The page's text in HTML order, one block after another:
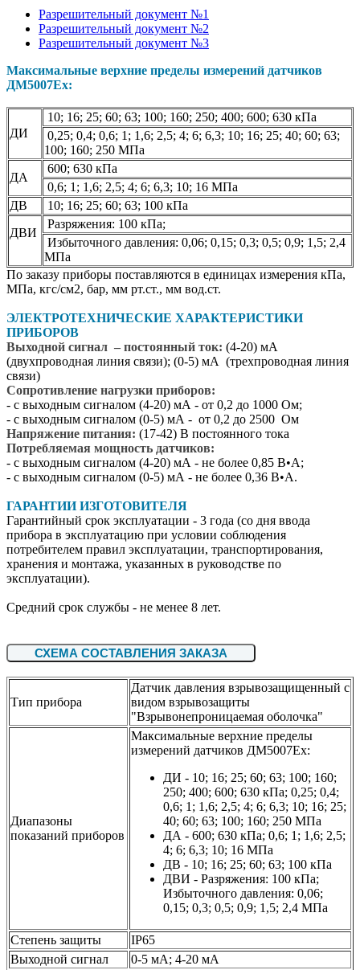
Разрешительный документ №1
Разрешительный документ №2
Разрешительный документ №3
Максимальные верхние пределы измерений датчиков
ДМ5007Ех:
ДИ
10; 16; 25; 60; 63; 100; 160; 250; 400; 600; 630 кПа
0,25; 0,4; 0,6; 1; 1,6; 2,5; 4; 6; 6,3; 10; 16; 25; 40; 60; 63;
100; 160; 250 МПа
ДА
600; 630 кПа
0,6; 1; 1,6; 2,5; 4; 6; 6,3; 10; 16 МПа
ДВ
10; 16; 25; 60; 63; 100 кПа
ДВИ
Разряжения: 100 кПа;
Избыточного давления: 0,06; 0,15; 0,3; 0,5; 0,9; 1,5; 2,4
МПа
По заказу приборы поставляются в единицах измерения кПа,
МПа, кгс/см2, бар, мм рт.ст., мм вод.ст.
ЭЛЕКТРОТЕХНИЧЕСКИЕ ХАРАКТЕРИСТИКИ
ПРИБОРОВ
Выходной сигнал – постоянный ток: (4-20) мА
(двухпроводная линия связи); (0-5) мА (трехпроводная линия
связи)
Сопротивление нагрузки приборов:
- с выходным сигналом (4-20) мА - от 0,2 до 1000 Ом;
- с выходным сигналом (0-5) мА - от 0,2 до 2500 Ом
Напряжение питания: (17-42) В постоянного тока
Потребляемая мощность датчиков:
- с выходным сигналом (4-20) мА - не более 0,85 В•А;
- с выходным сигналом (0-5) мА - не более 0,36 В•А.
ГАРАНТИИ ИЗГОТОВИТЕЛЯ
Гарантийный срок эксплуатации - 3 года (со дня ввода
прибора в эксплуатацию при условии соблюдения
потребителем правил эксплуатации, транспортирования,
хранения и монтажа, указанных в руководстве по
эксплуатации).
Средний срок службы - не менее 8 лет.
СХЕМА СОСТАВЛЕНИЯ ЗАКАЗА
Тип прибора
Датчик давления взрывозащищенный с
видом взрывозащиты
"Взрывонепроницаемая оболочка"
Диапазоны
показаний приборов
Максимальные верхние пределы
измерений датчиков ДМ5007Ех:
ДИ - 10; 16; 25; 60; 63; 100; 160;
250; 400; 600; 630 кПа; 0,25; 0,4;
0,6; 1; 1,6; 2,5; 4; 6; 6,3; 10; 16; 25;
40; 60; 63; 100; 160; 250 МПа
ДА - 600; 630 кПа; 0,6; 1; 1,6; 2,5;
4; 6; 6,3; 10; 16 МПа
ДВ - 10; 16; 25; 60; 63; 100 кПа
ДВИ - Разряжения: 100 кПа;
Избыточного давления: 0,06;
0,15; 0,3; 0,5; 0,9; 1,5; 2,4 МПа
Степень защиты
IP65
Выходной сигнал
0-5 мА; 4-20 мА